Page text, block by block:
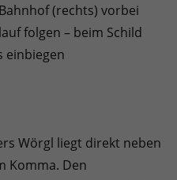
(rechts) vorbei
folgen – beim Schild
einbiegen
Wörgl liegt direkt neben
Komma. Den